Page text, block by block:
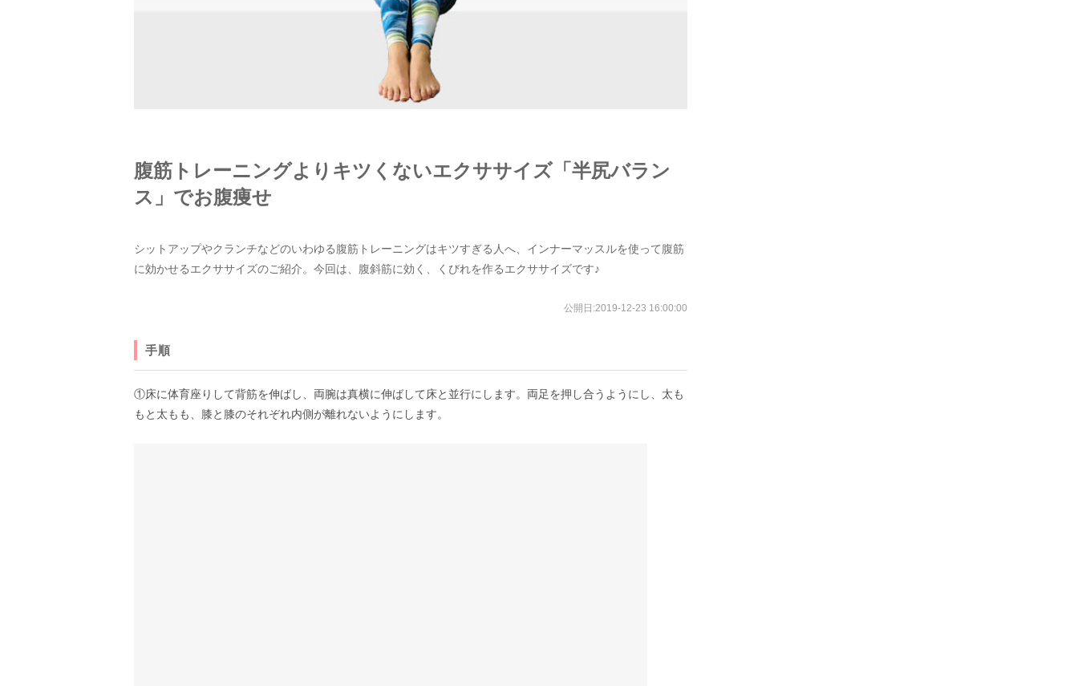
腹筋トレーニングよりキツくないエクササイズ「半尻バラン
ス」でお腹痩せ
シットアップやクランチなどのいわゆる腹筋トレーニングはキツすぎる人へ、インナーマッスルを使って腹筋
に効かせるエクササイズのご紹介。今回は、腹斜筋に効く、くびれを作るエクササイズです♪
公開日:2019-12-23 16:00:00
手順
①床に体育座りして背筋を伸ばし、両腕は真横に伸ばして床と並行にします。両足を押し合うようにし、太も
もと太もも、膝と膝のそれぞれ内側が離れないようにします。